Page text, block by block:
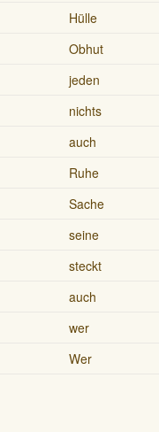
Hülle
Obhut
jeden
nichts
auch
Ruhe
Sache
seine
steckt
auch
wer
Wer